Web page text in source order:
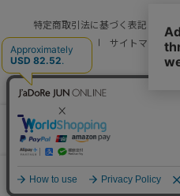
0
特定商取引法に基づく表記 プ
ご利用規約
サイトマップ
© JUN CO.,LTD. ALL
店舗在庫
をみる
カ